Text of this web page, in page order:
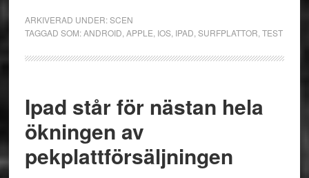
ARKIVERAD UNDER:SCEN
TAGGAD SOM:ANDROID APPLE IOS, IPAD SURFPLATTOR TEST
Ipad står för nästan hela
ökningen av
pekplattförsäljningen